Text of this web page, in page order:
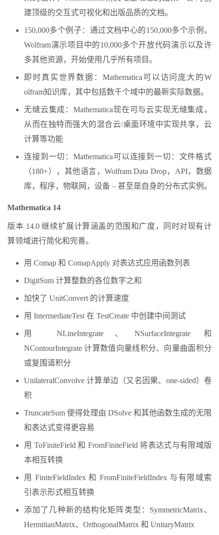
建顶级的交互式可视化和出版品质的文档。
150,000多个例子：通过文档中心的150,000多个示例，
Wolfram演示项目中的10,000多个开放代码演示以及许
多其他资源，开始使用几乎所有项目。
即时真实世界数据：Mathematica可以访问庞大的W​​
olfram知识库，其中包括数千个域中的最新实际数据。
无缝云集成：Mathematica现在可与云实现无缝集成，
从而在独特而强大的混合云/桌面环境中实现共享，云
计算等功能
连接到一切：Mathematica可以连接到一切：文件格式
（180+），其他语言，Wolfram Data Drop，API，数据
库，程序，物联网，设备 – 甚至是自身的分布式实例。
Mathematica 14
版本 14.0 继续扩展计算涵盖的范围和广度，同时对现有计
算领域进行简化和完善。
用 Comap 和 ComapApply 对表达式应用函数列表
DigitSum 计算整数的各位数字之和
加快了 UnitConvert 的计算速度
用 IntermediateTest 在 TestCreate 中创建中间测试
用 NLineIntegrate、NSurfaceIntegrate 和
NContourIntegrate 计算数值向量线积分、向量曲面积分
或复围道积分
UnilateralConvolve 计算单边（又名因果、one-sided）卷
积
TruncateSum 使得处理由 DSolve 和其他函数生成的无限
和表达式变得更容易
用 ToFiniteField 和 FromFiniteField 将表达式与有限域版
本相互转换
用 FiniteFieldIndex 和 FromFiniteFieldIndex 与有限域索
引表示形式相互转换
添加了几种新的结构化矩阵类型：SymmetricMatrix、
HermitianMatrix、OrthogonalMatrix 和 UnitaryMatrix